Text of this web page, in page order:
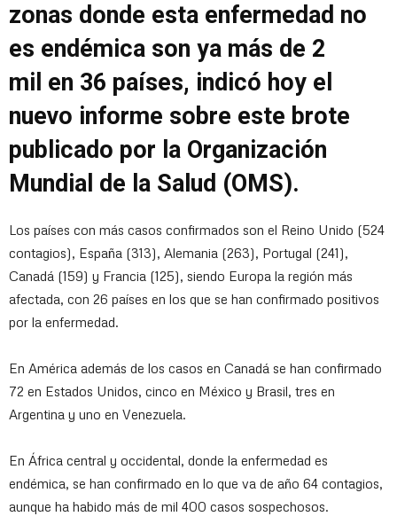
zonas donde esta enfermedad no
es endémica son ya más de 2
mil en 36 países, indicó hoy el
nuevo informe sobre este brote
publicado por la Organización
Mundial de la Salud (OMS).
Los países con más casos confirmados son el Reino Unido (524
contagios), España (313), Alemania (263), Portugal (241),
Canadá (159) y Francia (125), siendo Europa la región más
afectada, con 26 países en los que se han confirmado positivos
por la enfermedad.
En América además de los casos en Canadá se han confirmado
72 en Estados Unidos, cinco en México y Brasil, tres en
Argentina y uno en Venezuela.
En África central y occidental, donde la enfermedad es
endémica, se han confirmado en lo que va de año 64 contagios,
aunque ha habido más de mil 400 casos sospechosos.